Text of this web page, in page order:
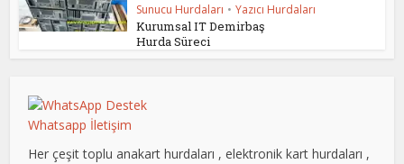
Sunucu Hurdaları • Yazıcı Hurdaları
Kurumsal IT Demirbaş
Hurda Süreci
Whatsapp İletişim
Her çeşit toplu anakart hurdaları , elektronik kart hurdaları ,